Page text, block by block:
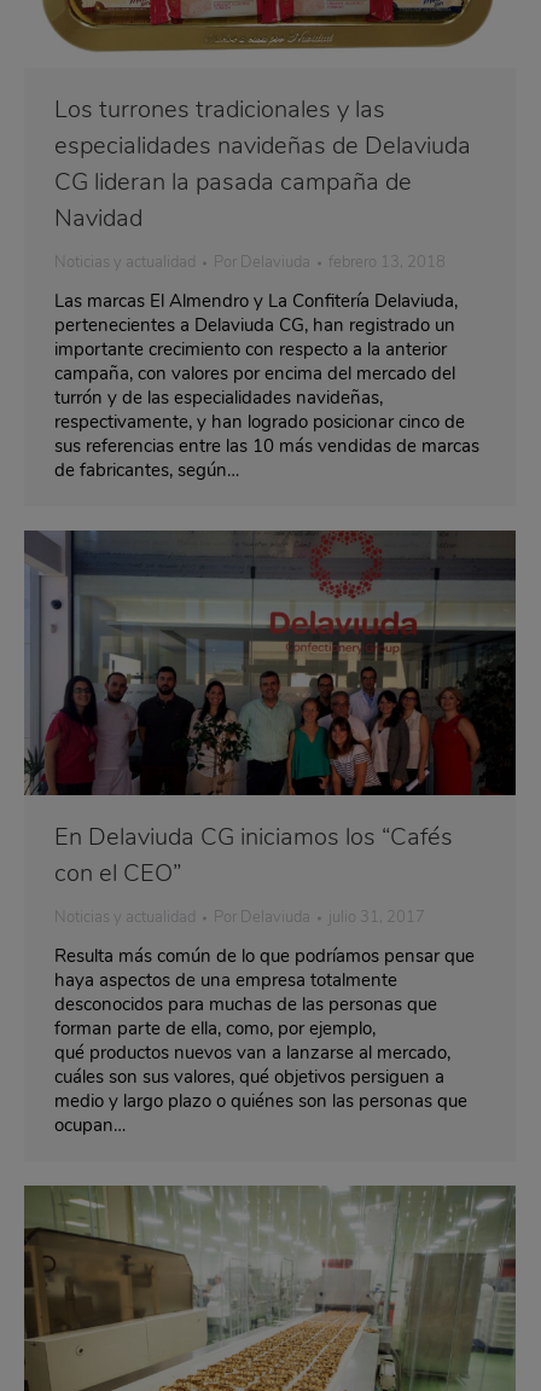
Los turrones tradicionales y las
especialidades navideñas de Delaviuda
CG lideran la pasada campaña de
Navidad
Noticias y actualidad Por Delaviuda febrero 13, 2018
Las marcas El Almendro y La Confitería Delaviuda,
pertenecientes a Delaviuda CG, han registrado un
importante crecimiento con respecto a la anterior
campaña, con valores por encima del mercado del
turrón y de las especialidades navideñas,
respectivamente, y han logrado posicionar cinco de
sus referencias entre las 10 más vendidas de marcas
de fabricantes, según…
En Delaviuda CG iniciamos los “Cafés
con el CEO”
Noticias y actualidad Por Delaviuda julio 31, 2017
Resulta más común de lo que podríamos pensar que
haya aspectos de una empresa totalmente
desconocidos para muchas de las personas que
forman parte de ella, como, por ejemplo,
qué productos nuevos van a lanzarse al mercado,
cuáles son sus valores, qué objetivos persiguen a
medio y largo plazo o quiénes son las personas que
ocupan…